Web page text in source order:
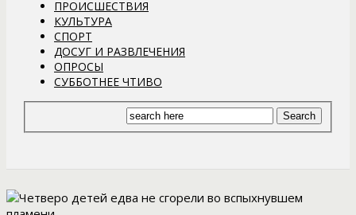
ПРОИСШЕСТВИЯ
КУЛЬТУРА
СПОРТ
ДОСУГ И РАЗВЛЕЧЕНИЯ
ОПРОСЫ
СУББОТНЕЕ ЧТИВО